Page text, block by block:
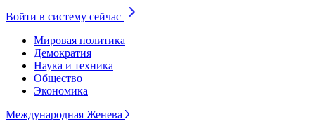
Войти в систему сейчас
Мировая политика
Демократия
Наука и техника
Общество
Экономика
Международная Женева